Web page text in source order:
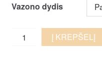
Vazono dydis
Melsvauogis
(valgomasis)
Į KREPŠELĮ